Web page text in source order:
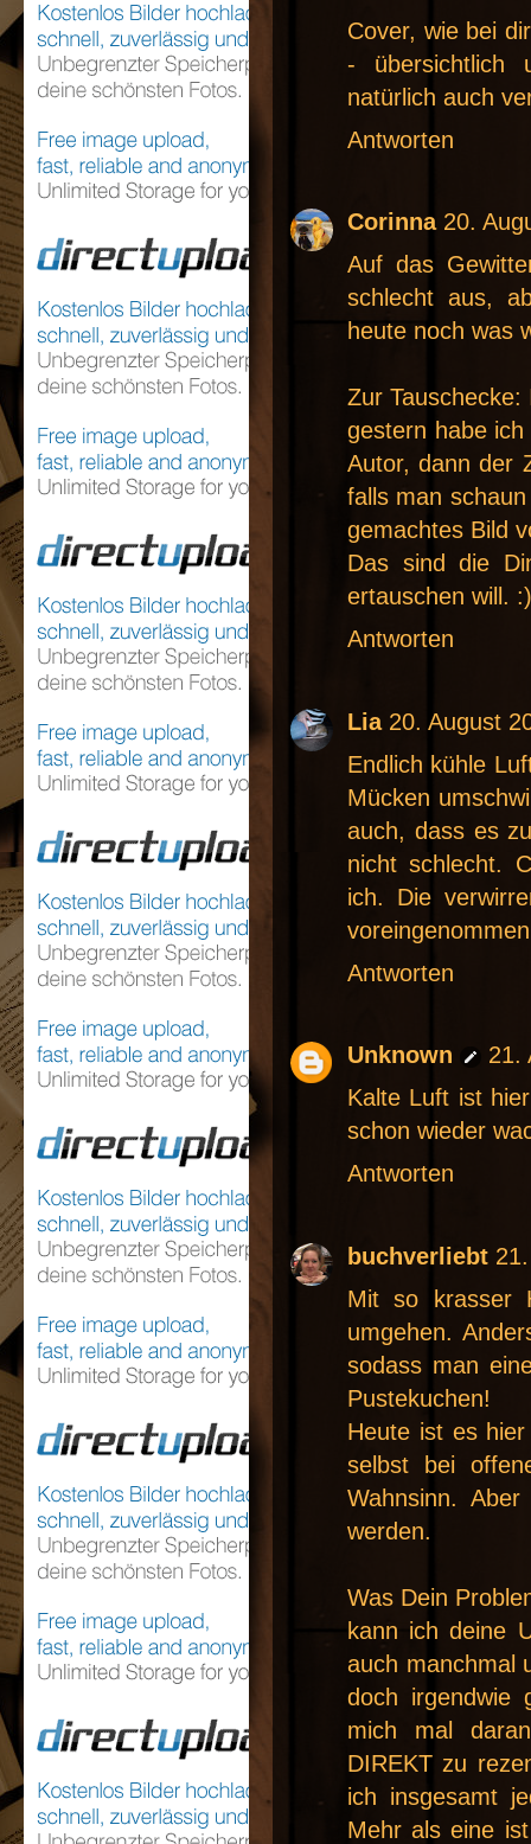
Cover, wie bei
- übersichtlich
natürlich auch
Antworten
Corinna 20.
Auf das
schlecht aus,
heute noch was
Zur
gestern habe
Autor, dann der
falls man
gemachtes Bild
Das sind die
ertauschen will. :)
Antworten
Lia 20. August
Endlich kühle
Mücken
auch, dass es
nicht schlecht.
ich. Die
Antworten
Unknown
21.
Kalte Luft ist
schon wieder
Antworten
buchverliebt
Mit so krasser
umgehen.
sodass man
Pustekuchen!
Heute ist es
selbst bei
Wahnsinn.
werden.
Was Dein
kann ich deine
auch manchmal
doch irgendwie
mich mal
DIREKT zu
ich insgesamt
Mehr als eine